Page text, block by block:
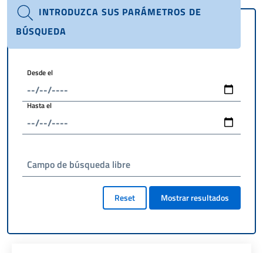
INTRODUZCA SUS PARÁMETROS DE
BÚSQUEDA
Desde el
Hasta el
Campo de búsqueda libre
Reset Mostrar resultados